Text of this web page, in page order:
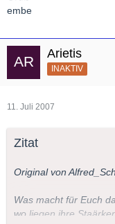
embe
Arietis
INAKTIV
11. Juli 2007
Zitat
Original von
Was macht für Euch
wo liegen ihre